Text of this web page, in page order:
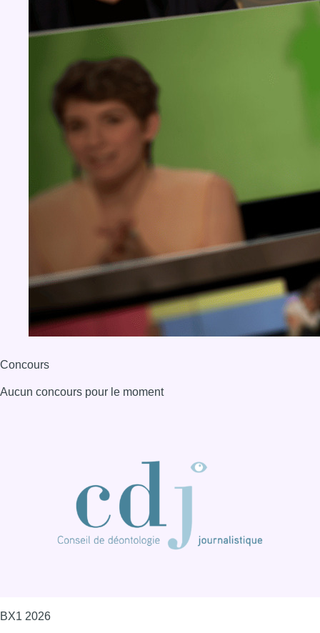
Concours
Aucun concours pour le moment
BX1 2026